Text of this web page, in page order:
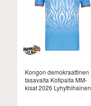
Kongon demokraattinen
tasavalta Kotipaita MM-
kisat 2026 Lyhythihainen